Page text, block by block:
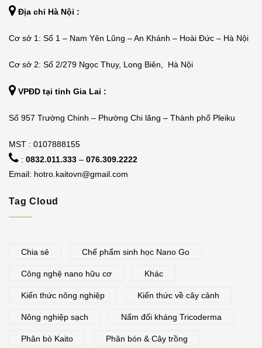
Địa chỉ Hà Nội :
Cơ sở 1: Số 1 – Nam Yên Lũng – An Khánh – Hoài Đức – Hà Nội
Cơ sở 2: Số 2/279 Ngọc Thụy, Long Biên, Hà Nội
VPĐD tại tỉnh Gia Lai :
Số 957 Trường Chinh – Phường Chi lăng – Thành phố Pleiku
MST : 0107888155
: 0832.011.333 – 076.309.2222
Email: hotro.kaitovn@gmail.com
Tag Cloud
Chia sẻ Chế phẩm sinh học Nano Go
Công nghệ nano hữu cơ Khác
Kiến thức nông nghiệp Kiến thức về cây cảnh
Nông nghiệp sạch Nấm đối kháng Tricoderma
Phân bò Kaito Phân bón & Cây trồng